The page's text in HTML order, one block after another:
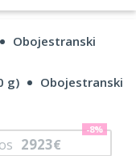
Obojestranski
g)
Obojestranski
2923€
-8%